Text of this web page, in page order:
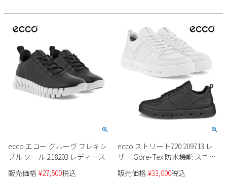
ecco エコー グルーヴ フレキシ
ブル ソール 218203 レディース
販売価格 ¥27,500税込
ecco ストリート720 209713 レ
ザー Gore-Tex 防水機能 スニー
カーレディース
販売価格 ¥33,000税込